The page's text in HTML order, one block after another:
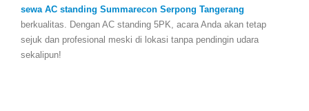
sewa AC standing Summarecon Serpong Tangerang
berkualitas. Dengan AC standing 5PK, acara Anda akan tetap
sejuk dan profesional meski di lokasi tanpa pendingin udara
sekalipun!